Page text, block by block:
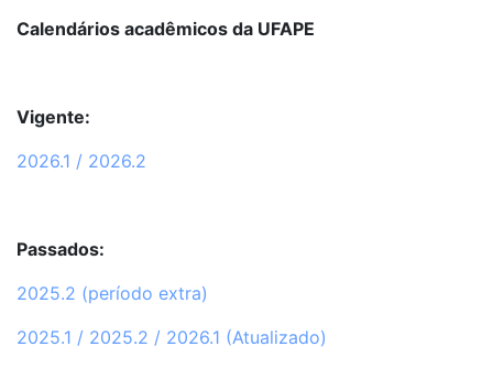
Calendários acadêmicos da UFAPE
Vigente:
2026.1 / 2026.2
Passados:
2025.2 (período extra)
2025.1 / 2025.2 / 2026.1 (Atualizado)